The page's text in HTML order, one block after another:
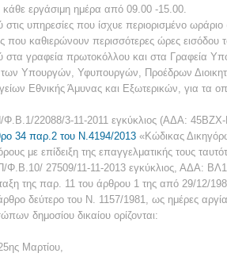
κάθε εργάσιμη ημέρα από 09.00 -15.00.
στις υπηρεσίες που ίσχυε περιορισμένο
που καθιερώνουν περισσότερες ώρες
στα γραφεία πρωτοκόλλου και στα Γραφεία
των Υπουργών, Υφυπουργών, Προέδρων
Εθνικής Άμυνας και Εξωτερικών, για τα
Φ.Β.1/22088/3-11-2011 εγκύκλιος (ΑΔΑ:
34 παρ.2 του Ν.4194/2013 «Κώδικας
με επίδειξη της επαγγελματικής τους
Φ.Β.10/ 27509/11-11-2013 εγκύκλιος, ΑΔΑ:
της παρ. 11 του άρθρου 1 της από 29/12/
δεύτερο του Ν. 1157/1981, ως ημέρες
δημοσίου δικαίου ορίζονται:
Μαρτίου,